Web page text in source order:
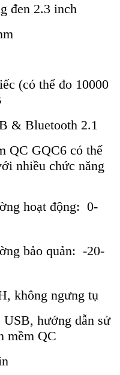
đen 2.3 inch
(có thể đo 10000
& Bluetooth 2.1
QC GQC6 có thể
nhiều chức năng
hoạt động: 0-
bảo quản: -20-
không ngưng tụ
USB, hướng dẫn sử
mềm QC